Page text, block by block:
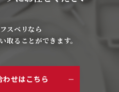
スベリなら
取ることができます。
わせはこちら